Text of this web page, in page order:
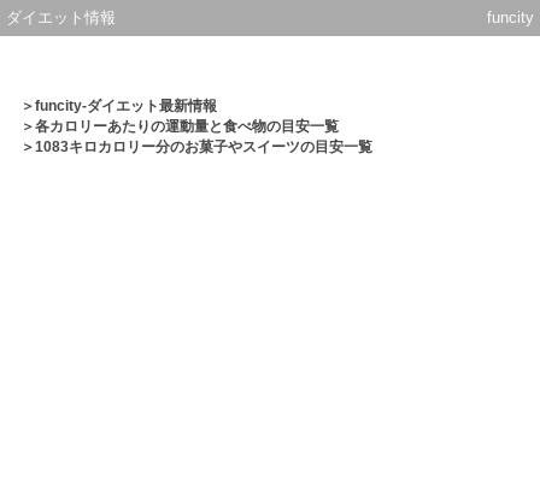
ダイエット情報 funcity
＞funcity-ダイエット最新情報
＞各カロリーあたりの運動量と食べ物の目安一覧
＞1083キロカロリー分のお菓子やスイーツの目安一覧